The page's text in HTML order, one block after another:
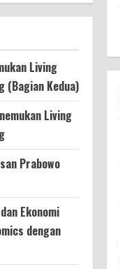
Living
(Bagian Kedua)
Living
Prabowo
Ekonomi
dengan